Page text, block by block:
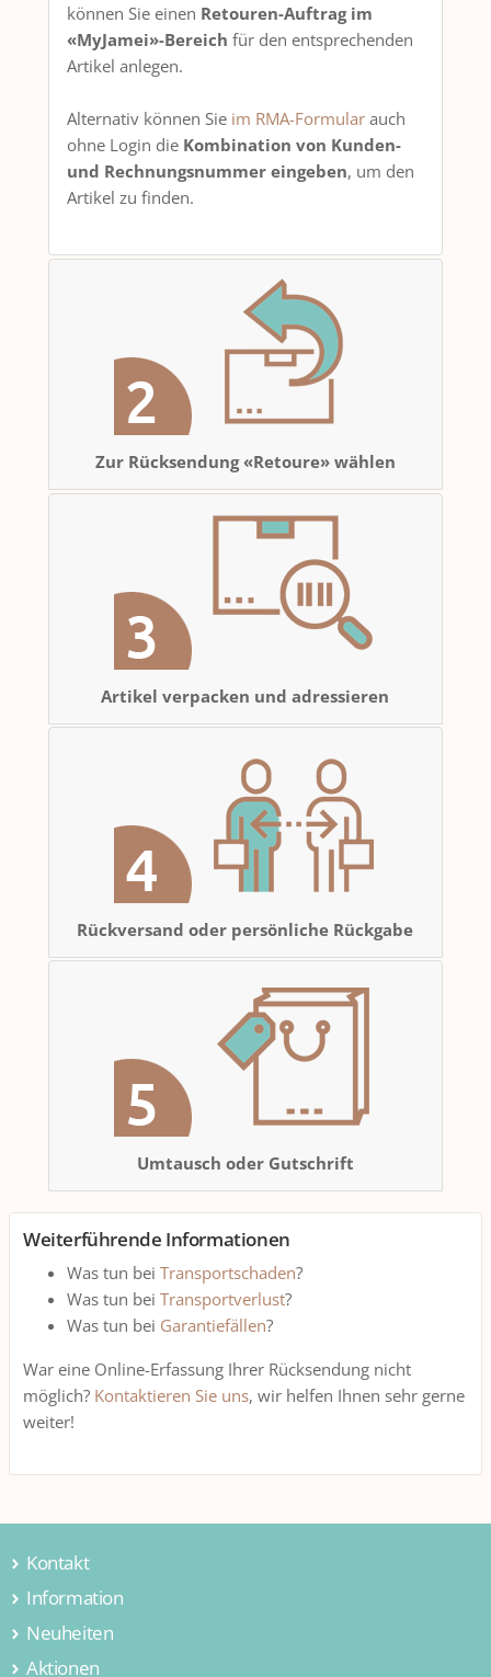
können Sie einen Retouren-Auftrag im
«MyJamei»-Bereich für den entsprechenden
Artikel anlegen.
Alternativ können Sie im RMA-Formular auch
ohne Login die Kombination von Kunden-
und Rechnungsnummer eingeben, um den
Artikel zu finden.
Zur Rücksendung «Retoure» wählen
Artikel verpacken und adressieren
Rückversand oder persönliche Rückgabe
Umtausch oder Gutschrift
Weiterführende Informationen
Was tun bei Transportschaden?
Was tun bei Transportverlust?
Was tun bei Garantiefällen?
War eine Online-Erfassung Ihrer Rücksendung nicht
möglich? Kontaktieren Sie uns, wir helfen Ihnen sehr gerne
weiter!
Kontakt
Jamei AG
Hintermättlistrasse 3
Information
Über uns
Kontakt
Neuheiten
Wohnen & Einrichten
Aktionen